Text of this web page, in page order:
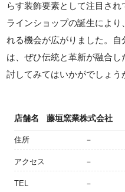
らす装飾要素として注目さ
ラインショップの誕生によ
れる機会が広がりました。
は、ぜひ伝統と革新が融合
討してみてはいかがでしょう
店舗名 藤垣窯業株式会社
住所 －
アクセス －
TEL －